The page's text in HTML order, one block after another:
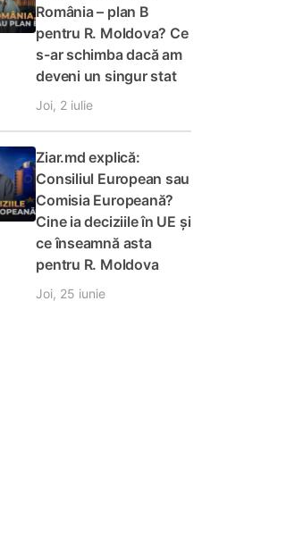
România – plan B
pentru R. Moldova? Ce
s-ar schimba dacă am
deveni un singur stat
Joi, 2 iulie
Ziar.md explică:
Consiliul European sau
Comisia Europeană?
Cine ia deciziile în UE și
ce înseamnă asta
pentru R. Moldova
Joi, 25 iunie